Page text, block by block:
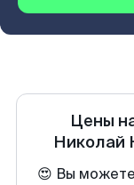
Цены
Николай
😍 Вы